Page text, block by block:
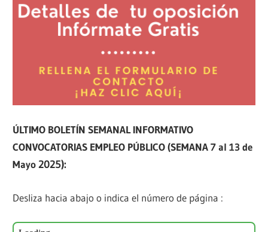
ÚLTIMO BOLETÍN SEMANAL INFORMATIVO
CONVOCATORIAS EMPLEO PÚBLICO (SEMANA 7 al 13 de
Mayo2025):
Desliza hacia abajo o indica el número de página :